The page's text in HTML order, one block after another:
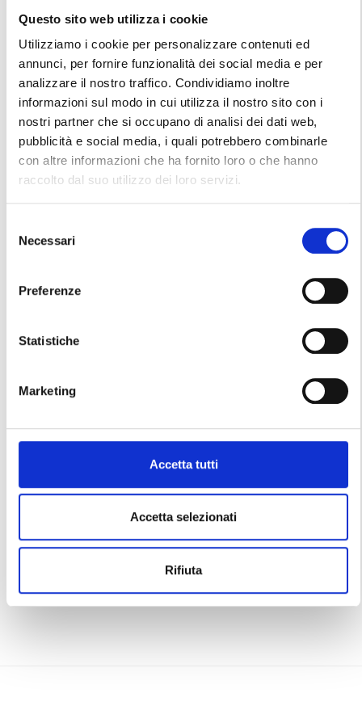
Questo sito web utilizza i cookie
Utilizziamo i cookie per personalizzare contenuti ed
annunci, per fornire funzionalità dei social media e per
analizzare il nostro traffico. Condividiamo inoltre
informazioni sul modo in cui utilizza il nostro sito con i
nostri partner che si occupano di analisi dei dati web,
pubblicità e social media, i quali potrebbero combinarle
con altre informazioni che ha fornito loro o che hanno
raccolto dal suo utilizzo dei loro servizi.
delNecessari
Preferenze
Statistiche
Marketing
Accetta tutti
Accetta selezionati
Rifiuta
Dal1977, COOPI è attiva inRepubblica Democratica del
Congo, dove ha acquisito una profonda conoscenza del
contesto locale, concentrandosi su attività diprotezione
prevenzione e contrasto alla malnutrizione, oltre alla
promozione della sicurezza alimentare. L'organizzazione
ha sempre posto particolare attenzione adonne e bambini
vittime di violenza di genere, reclutamento forzato e altre
gravi violazioni dei diritti umani, offrendo supporto psico-
impegna a favorire il
, aiutando questi bambini e famiglie a